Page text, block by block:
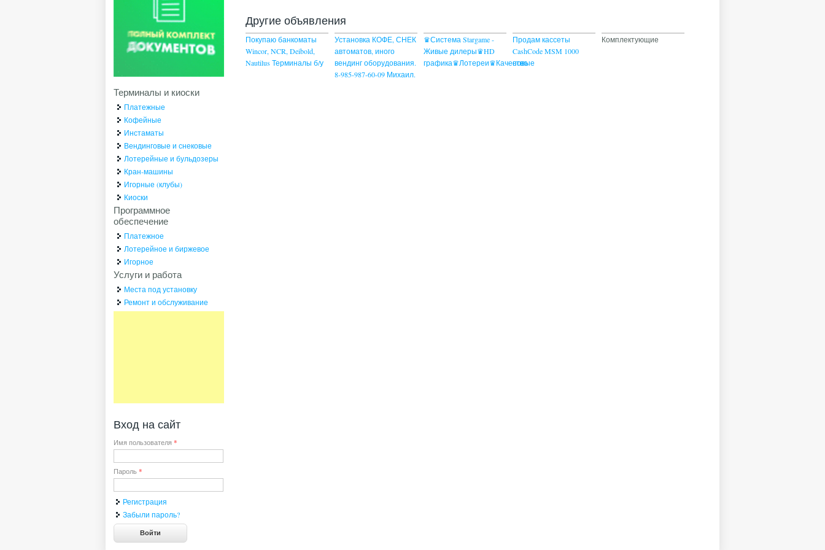
Другие объявления
Покупаю банкоматы
Wincor, NCR, Deibold,
Nautilus Терминалы б/у
Установка КОФЕ, СНЕК
автоматов, иного
вендинг оборудования.
8-985-987-60-09 Михаил.
♛Система Stargame -
Живые дилеры♛HD
графика♛Лотереи♛Качество
Продам кассеты
CashCode MSM 1000
новые
Комплектующие
Терминалы и киоски
Платежные
Кофейные
Инстаматы
Вендинговые и снековые
Лотерейные и бульдозеры
Кран-машины
Игорные (клубы)
Киоски
Программное
обеспечение
Платежное
Лотерейное и биржевое
Игорное
Услуги и работа
Места под установку
Ремонт и обслуживание
Вход на сайт
Имя пользователя *
Пароль *
Регистрация
Забыли пароль?